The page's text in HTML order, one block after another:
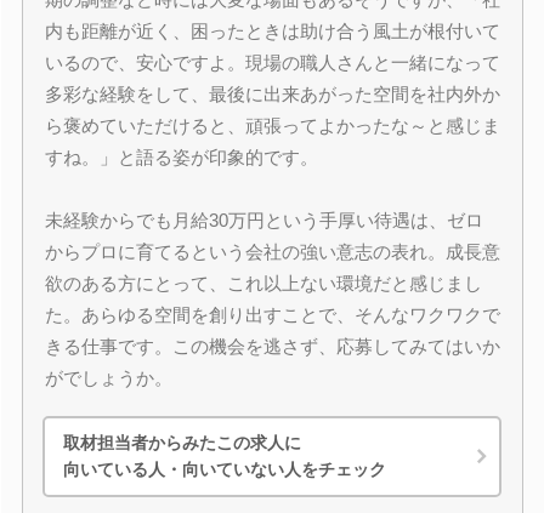
内も距離が近く、困ったときは助け合う風土が根付いて
いるので、安心ですよ。現場の職人さんと一緒になって
多彩な経験をして、最後に出来あがった空間を社内外か
ら褒めていただけると、頑張ってよかったな～と感じま
すね。」と語る姿が印象的です。
未経験からでも月給30万円という手厚い待遇は、ゼロ
からプロに育てるという会社の強い意志の表れ。成長意
欲のある方にとって、これ以上ない環境だと感じまし
た。あらゆる空間を創り出すことで、そんなワクワクで
きる仕事です。この機会を逃さず、応募してみてはいか
がでしょうか。
取材担当者からみたこの求人に
向いている人・向いていない人をチェック